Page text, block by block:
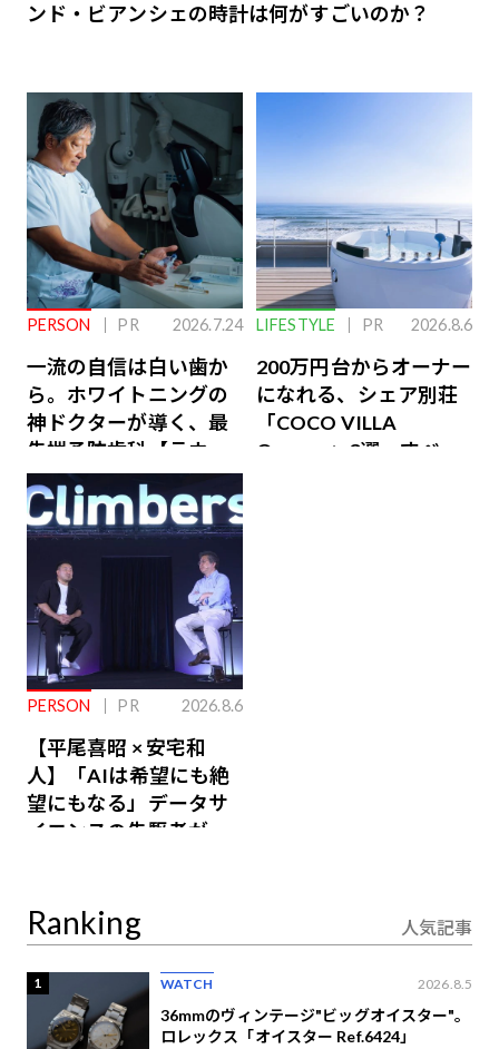
ンド・ビアンシェの時計は何がすごいのか？
PERSON PR 2026.7.24
一流の自信は白い歯か
ら。ホワイトニングの
神ドクターが導く、最
先端予防歯科【ラウン
ジ会員特典あり】
LIFESTYLE PR 2026.8.6
200万円台からオーナー
になれる、シェア別荘
「COCO VILLA
Owners」3選。すべて
PERSON PR 2026.8.6
【平尾喜昭 × 安宅和
人】「AIは希望にも絶
望にもなる」データサ
イエンスの先駆者が語
Ranking 人気記事
1 WATCH 2026.8.5
36mmのヴィンテージ"ビッグオイスター"。
ロレックス「オイスター Ref.6424」